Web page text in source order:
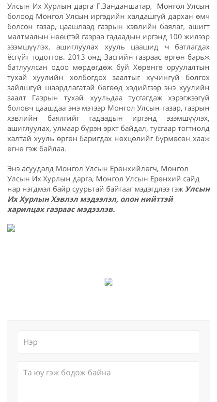
Улсын Их Хурлын дарга Г.Занданшатар, Монгол Улсын
болоод Монгол Улсын иргэдийн халдашгүй дархан өмч
болсон газар, цаашлаад газрын хэвлийн баялаг, ашигт
малтмалын нөөцтэй газраа гадаадын иргэнд 100 жилээр
эзэмшүүлэх, ашиглуулах хууль цаашид ч батлагдах
ёсгүйг тодотгов. 2013 онд Засгийн газраас өргөн барьж
батлуулсан одоо мөрдөгдөж буй Хөрөнгө оруулалтын
тухай хуулийн холбогдох заалтыг хүчингүй болгох
зайлшгүй шаардлагатай бөгөөд хэдийгээр энэ хуулийн
заалт Газрын тухай хуульдаа тусгагдаж хэрэгжээгүй
боловч цаашдаа энэ мэтээр Монгол Улсын газар, газрын
хэвлийн баялгийг гадаадын иргэнд эзэмшүүлэх,
ашиглуулах, улмаар бүрэн эрхт байдал, тусгаар тогтнолд
халтай хууль өргөн баригдах нөхцөлийг бүрмөсөн хааж
өгнө гэж байлаа.
Энэ асуудалд Монгол Улсын Ерөнхийлөгч, Монгол
Улсын Их Хурлын дарга, Монгол Улсын Ерөнхий сайд
нар нэгдмэл байр суурьтай байгааг мэдэгдлээ гэж Улсын
Их Хурлын Хэвлэл мэдээлэл, олон нийттэй
харилцах газраас мэдээлэв.